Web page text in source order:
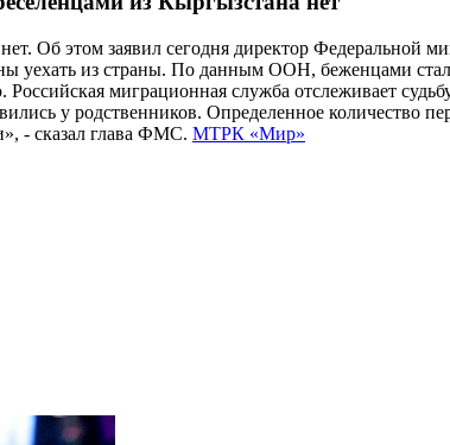
Об этом заявил сегодня директор Федеральной
уехать из страны. По данным ООН, беженцами
миграционная служба отслеживает
у родственников. Определенное количество
- сказал глава ФМС. МТРК «Мир»